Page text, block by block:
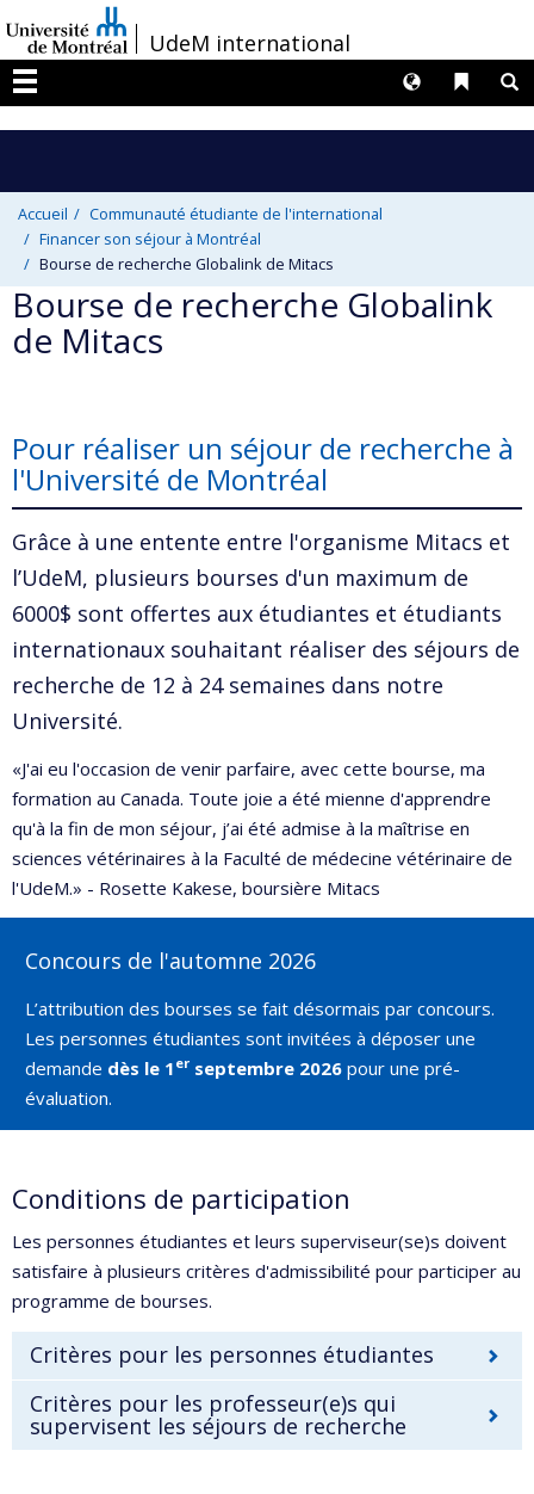
au
contenu
/UdeM international
Menu
Liens
Langues
Accueil
Communauté étudiante de l'international
Financer son séjour à Montréal
Bourse de recherche Globalink de Mitacs
Bourse de recherche Globalink
de Mitacs
Pour réaliser un séjour de recherche à
l'Université de Montréal
Grâce à une entente entre l'organisme Mitacs et
l’UdeM, plusieurs bourses d'un maximum de
6000$ sont offertes aux étudiantes et étudiants
internationaux souhaitant réaliser des séjours de
recherche de 12 à 24 semaines dans notre
Université.
«J'ai eu l'occasion de venir parfaire, avec cette bourse, ma
formation au Canada. Toute joie a été mienne d'apprendre
qu'à la fin de mon séjour, j’ai été admise à la maîtrise en
sciences vétérinaires à la Faculté de médecine vétérinaire de
l'UdeM.» - Rosette Kakese, boursière Mitacs
Concours de l'automne 2026
L’attribution des bourses se fait désormais par concours.
Les personnes étudiantes sont invitées à déposer une
demande dès le 1 er septembre 2026 pour une pré-
évaluation.
Conditions de participation
Les personnes étudiantes et leurs superviseur(se)s doivent
satisfaire à plusieurs critères d'admissibilité pour participer au
programme de bourses.
Critères pour les personnes étudiantes
Critères pour les professeur(e)s qui
supervisent les séjours de recherche